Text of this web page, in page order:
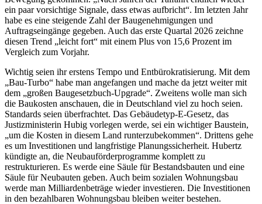
ein paar vorsichtige Signale, dass etwas aufbricht“. Im letzten Jahr
habe es eine steigende Zahl der Baugenehmigungen und
Auftragseingänge gegeben. Auch das erste Quartal 2026 zeichne
diesen Trend „leicht fort“ mit einem Plus von 15,6 Prozent im
Vergleich zum Vorjahr.
Wichtig seien ihr erstens Tempo und Entbürokratisierung. Mit dem
„Bau-Turbo“ habe man angefangen und mache da jetzt weiter mit
dem „großen Baugesetzbuch-Upgrade“. Zweitens wolle man sich
die Baukosten anschauen, die in Deutschland viel zu hoch seien.
Standards seien überfrachtet. Das Gebäudetyp-E-Gesetz, das
Justizministerin Hubig vorlegen werde, sei ein wichtiger Baustein,
„um die Kosten in diesem Land runterzubekommen“. Drittens gehe
es um Investitionen und langfristige Planungssicherheit. Hubertz
kündigte an, die Neubauförderprogramme komplett zu
restrukturieren. Es werde eine Säule für Bestandsbauten und eine
Säule für Neubauten geben. Auch beim sozialen Wohnungsbau
werde man Milliardenbeträge wieder investieren. Die Investitionen
in den bezahlbaren Wohnungsbau bleiben weiter bestehen.